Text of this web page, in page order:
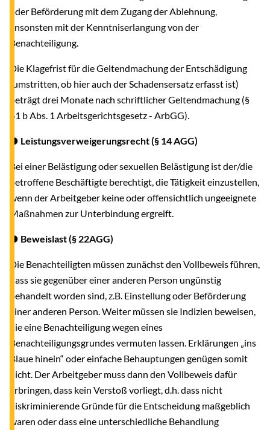
oder Beförderung mit dem Zugang der Ablehnung,
ansonsten mit der Kenntniserlangung von der
Benachteiligung.
Die Klagefrist für die Geltendmachung der Entschädigung
(umstritten, ob hier auch der Schadensersatz erfasst ist)
beträgt drei Monate nach schriftlicher Geltendmachung (§
61 b Abs. 1 Arbeitsgerichtsgesetz - ArbGG).
● Leistungsverweigerungsrecht (§ 14 AGG)
Bei einer Belästigung oder sexuellen Belästigung ist der/die
betroffene Beschäftigte berechtigt, die Tätigkeit einzustellen,
wenn der Arbeitgeber keine oder offensichtlich ungeeignete
Maßnahmen zur Unterbindung ergreift.
● Beweislast (§ 22AGG)
Die Benachteiligten müssen zunächst den Vollbeweis führen,
dass sie gegenüber einer anderen Person ungünstig
behandelt worden sind, z.B. Einstellung oder Beförderung
einer anderen Person. Weiter müssen sie Indizien beweisen,
die eine Benachteiligung wegen eines
Benachteiligungsgrundes vermuten lassen. Erklärungen „ins
Blaue hinein“ oder einfache Behauptungen genügen somit
nicht. Der Arbeitgeber muss dann den Vollbeweis dafür
erbringen, dass kein Verstoß vorliegt, d.h. dass nicht
diskriminierende Gründe für die Entscheidung maßgeblich
waren oder dass eine unterschiedliche Behandlung